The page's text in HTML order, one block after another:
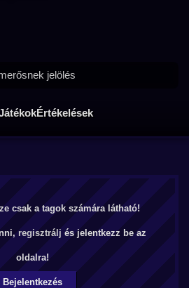
Értékelések
jelölés
csak a tagok számára látható!
regisztrálj és jelentkezz be az
oldalra!
Bejelentkezés